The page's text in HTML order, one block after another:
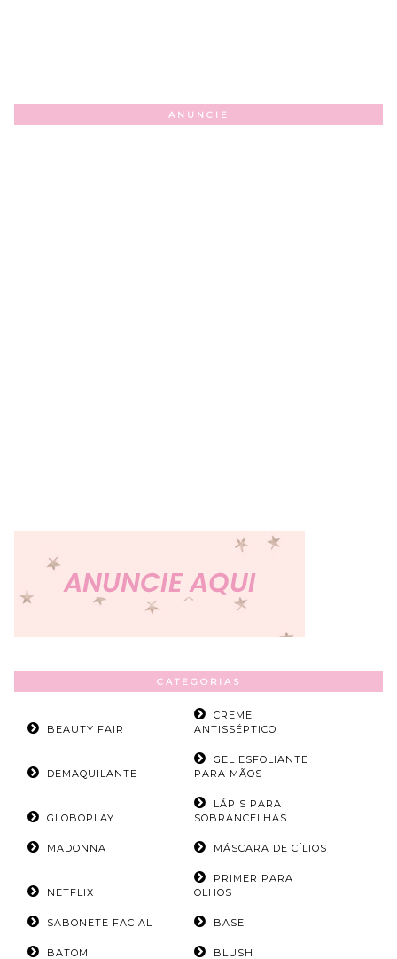
ANUNCIE
CATEGORIAS
BEAUTY FAIR
CREME
ANTISSÉPTICO
DEMAQUILANTE
GEL ESFOLIANTE
PARA MÃOS
GLOBOPLAY
LÁPIS PARA
SOBRANCELHAS
MADONNA MÁSCARA DE CÍLIOS
NETFLIX
PRIMER PARA
OLHOS
SABONETE FACIAL BASE
BATOM BLUSH